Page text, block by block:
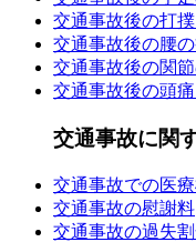
交通事故後の打
交通事故後の腰
交通事故後の関
交通事故後の頭
交通事故に関
交通事故での医
交通事故の慰謝料
交通事故の過失